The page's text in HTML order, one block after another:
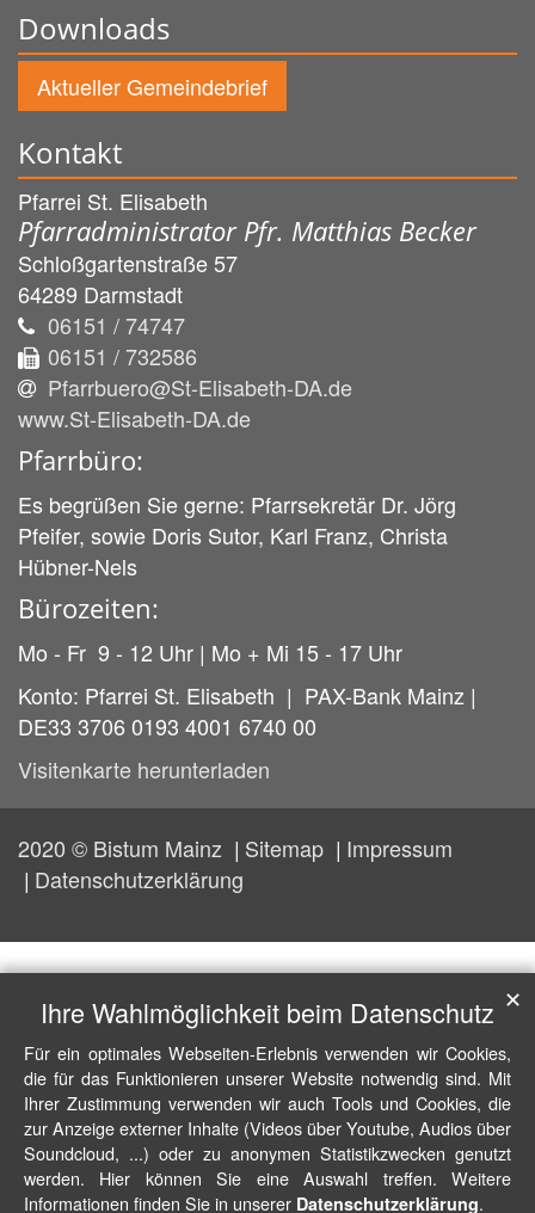
Downloads
Aktueller Gemeindebrief
Kontakt
Pfarrei St. Elisabeth
Pfarradministrator Pfr. Matthias Becker
Schloßgartenstraße 57
64289 Darmstadt
06151 / 74747
06151 / 732586
Pfarrbuero@St-Elisabeth-DA.de
www.St-Elisabeth-DA.de
Pfarrbüro:
Es begrüßen Sie gerne: Pfarrsekretär Dr. Jörg
Pfeifer, sowie Doris Sutor, Karl Franz, Christa
Hübner-Nels
Bürozeiten:
Mo - Fr 9 - 12 Uhr | Mo + Mi 15 - 17 Uhr
Konto: Pfarrei St. Elisabeth | PAX-Bank Mainz |
DE33 3706 0193 4001 6740 00
Visitenkarte herunterladen
2020 © Bistum Mainz Sitemap
Impressum
Datenschutzerklärung
Ihre Wahlmöglichkeit beim Datenschutz
Für ein optimales Webseiten-Erlebnis verwenden wir Cookies,
die für das Funktionieren unserer Website notwendig sind. Mit
Ihrer Zustimmung verwenden wir auch Tools und Cookies, die
zur Anzeige externer Inhalte (Videos über Youtube, Audios über
Soundcloud, ...) oder zu anonymen Statistikzwecken genutzt
werden. Hier können Sie eine Auswahl treffen. Weitere
Informationen finden Sie in unserer Datenschutzerklärung.
✕